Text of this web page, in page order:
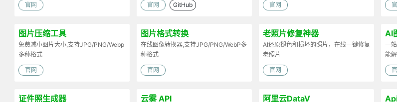
官网 官网 GitHub 官网
图片压缩工具
免费减小图片大小,支持JPG/PNG/Webp
多种格式
官网
图片格式转换
在线图像转换器,支持JPG/PNG/WebP多
种格式
官网
老照片修复神器
AI还原褪色和损坏的照片，在线一键修复
老照片
官网
AI
一
能
证件照生成器 云雾 API 阿里云DataV